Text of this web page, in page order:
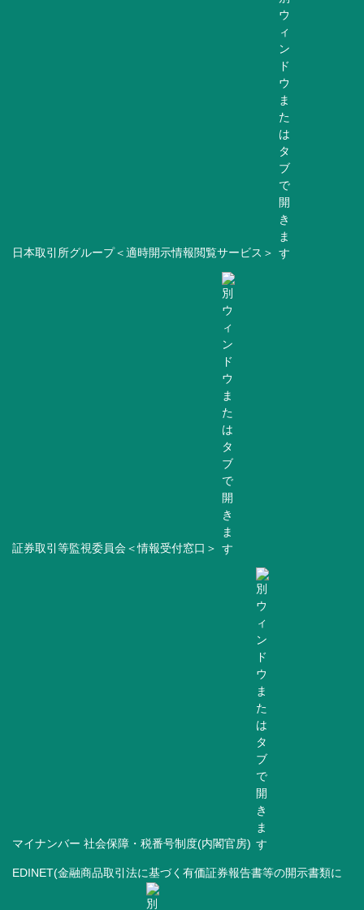
日本取引所グループ＜適時開示情報閲覧サービス＞
証券取引等監視委員会＜情報受付窓口＞
マイナンバー 社会保障・税番号制度(内閣官房)
EDINET(金融商品取引法に基づく有価証券報告書等の開示書類に